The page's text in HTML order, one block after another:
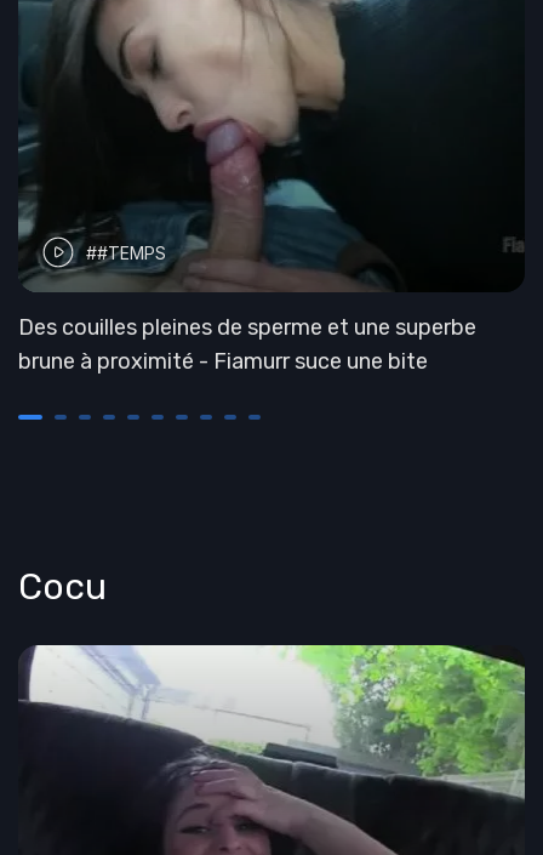
##TEMPS
Des couilles pleines de sperme et une superbe
brune à proximité - Fiamurr suce une bite
Cocu